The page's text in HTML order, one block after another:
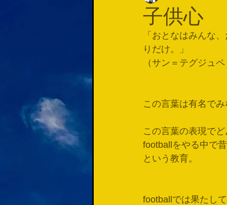
子供心
「おとなはみんな
りだけ。」
（サン＝テグジュ
この言葉は有名で
この言葉の表現で
footballをやる中で
という教育。
footballでは果たし